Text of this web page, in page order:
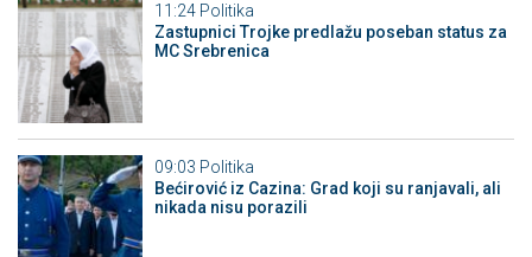
11:24 Politika
Zastupnici Trojke predlažu poseban status za
MC Srebrenica
09:03 Politika
Bećirović iz Cazina: Grad koji su ranjavali, ali
nikada nisu porazili